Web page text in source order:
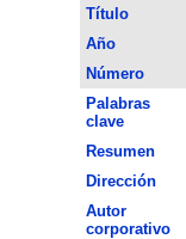
Título
Año
Número
Palabras
clave
Resumen
Dirección
Autor
corporativo